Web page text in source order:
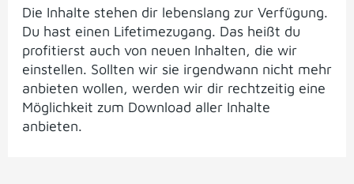
Die Inhalte stehen dir lebenslang zur Verfügung.
Du hast einen Lifetimezugang. Das heißt du
profitierst auch von neuen Inhalten, die wir
einstellen. Sollten wir sie irgendwann nicht mehr
anbieten wollen, werden wir dir rechtzeitig eine
Möglichkeit zum Download aller Inhalte
anbieten.